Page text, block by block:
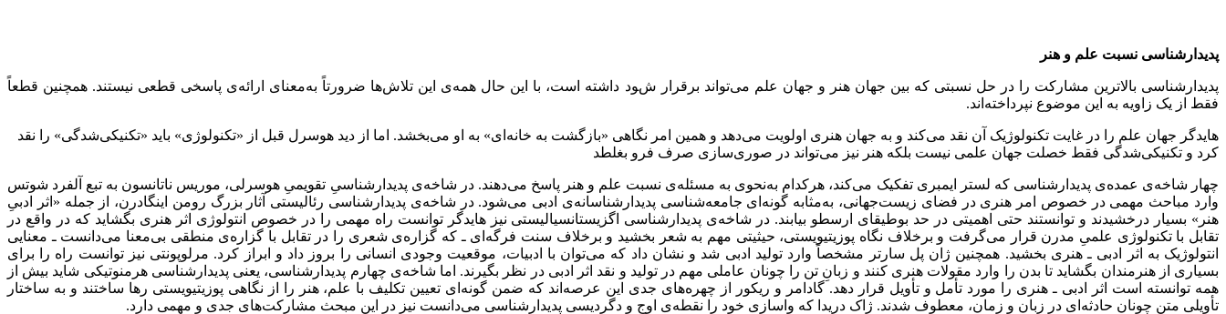
پدیدارشناسی نسبت علم و هنر
پدیدارشناسی بالاترین مشارکت را در حل نسبتی که بین جهان هنر و جهان علم می‌‌تواند برقرار شود داشته است، با این حال همه‌‌ی این تلاش‌‌ها ضرورتاً به‌‌معنای ارائه‌‌ی پاسخی قطعی نیستند. همچنین قطعاً
فقط از یک زاویه‌‌ به این موضوع نپرداخته‌‌اند.
هایدگر جهان علم را در غایت تکنولوژیک آن نقد می‌‌کند و به جهان هنری اولویت می‌‌دهد و همین امر نگاهی «بازگشت به خانه‌‌ای» به او می‌‌بخشد. اما از دید هوسرل قبل از «تکنولوژی» باید «تکنیکی‌‌شدگی» را نقد
کرد و تکنیکی‌‌شدگی فقط خصلت جهان علمی نیست بلکه هنر نیز می‌‌تواند در صوری‌‌سازی صرف فرو بغلطد
چهار شاخه‌‌ی عمده‌‌ی پدیدارشناسی که لستر ایمبری تفکیک می‌‌کند، هرکدام به‌‌نحوی به مسئله‌‌ی نسبت علم و هنر پاسخ می‌‌دهند. در شاخه‌‌ی پدیدارشناسیِ تقویمیِ هوسرلی، موریس ناتانسون به تبع آلفرد شوتس
وارد مباحث مهمی در خصوص امر هنری در فضای زیست‌‌جهانی، به‌‌مثابه گونه‌‌ای جامعه‌‌شناسی پدیدارشناسانه‌‌ی ادبی می‌‌شود. در شاخه‌‌ی پدیدارشناسی رئالیستی آثار بزرگ رومن اینگادرن، از جمله «اثر ادبیِ
هنر» بسیار درخشیدند و توانستند حتی اهمیتی در حد بوطیقای ارسطو بیابند. در شاخه‌‌ی پدیدارشناسی اگزیستانسیالیستی نیز هایدگر توانست راه مهمی را در خصوص انتولوژی اثر هنری بگشاید که در واقع در
تقابل با تکنولوژی علمیِ مدرن قرار می‌‌گرفت و برخلاف نگاه پوزیتیویستی، حیثیتی مهم به شعر بخشید و برخلاف سنت فرگه‌‌ای ـ که گزاره‌‌ی شعری را در تقابل با گزاره‌‌ی منطقی بی‌‌معنا می‌‌دانست ـ معنایی
انتولوژیک به اثر ادبی ـ هنری بخشید. همچنین ژان پل سارتر مشخصاً وارد تولید ادبی شد و نشان داد که می‌‌توان با ادبیات، موقعیت وجودی انسانی را بروز داد و ابراز کرد. مرلوپونتی نیز توانست راه را برای
بسیاری از هنرمندان بگشاید تا بدن را وارد مقولات هنری کنند و زبانِ تن را چونان عاملی مهم در تولید و نقد اثر ادبی در نظر بگیرند. اما شاخه‌‌ی چهارم پدیدارشناسی، یعنی پدیدارشناسی هرمنوتیکی شاید بیش از
همه توانسته است اثر ادبی ـ هنری را مورد تأمل و تأویل قرار دهد. گادامر و ریکور از چهره‌‌های جدی این عرصه‌‌اند که ضمن گونه‌‌ای تعیین تکلیف با علم، هنر را از نگاهی پوزیتیویستی رها ساختند و به ساختار
تأویلی متن چونان حادثه‌‌ای در زبان و زمان، معطوف شدند. ژاک دریدا که واسازی خود را نقطه‌‌ی اوج و دگردیسی پدیدارشناسی می‌‌دانست نیز در این مبحث مشارکت‌‌های جدی و مهمی دارد.